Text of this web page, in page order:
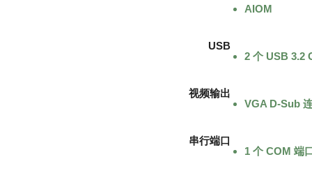
AIOM
USB
2 个 USB 3.2
视频输出
VGA D-Sub
串行端口
1 个 COM 端